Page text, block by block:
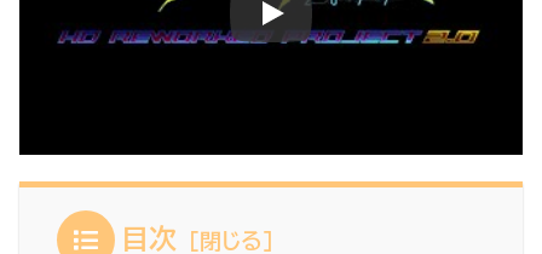
目次